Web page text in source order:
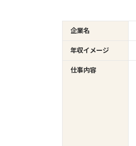
企業名
年収イメージ
仕事内容